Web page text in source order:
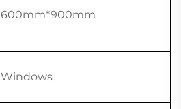
600mm*900mm
Windows